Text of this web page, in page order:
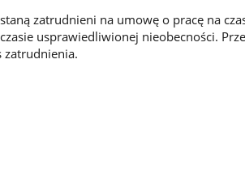
zatrudnieni na umowę o pracę na
usprawiedliwionej nieobecności.
zatrudnienia.